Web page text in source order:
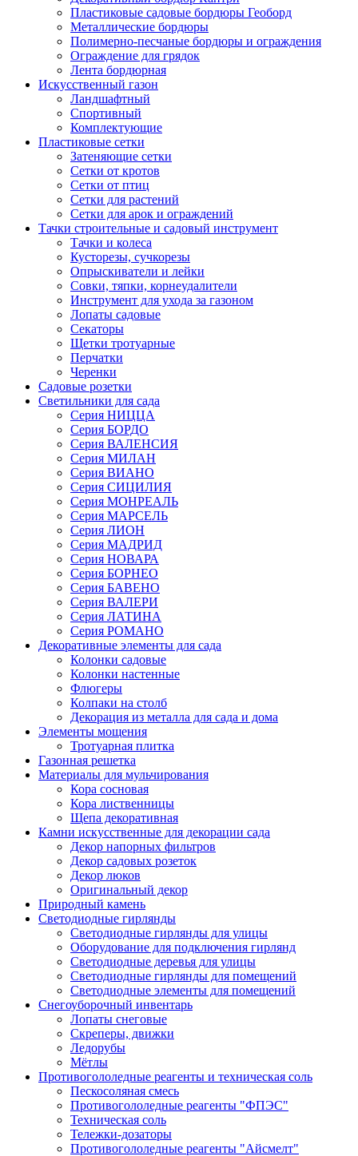
Пластиковые садовые бордюры Геоборд
Металлические бордюры
Полимерно-песчаные бордюры и ограждения
Ограждение для грядок
Лента бордюрная
Искусственный газон
Ландшафтный
Спортивный
Комплектующие
Пластиковые сетки
Затеняющие сетки
Сетки от кротов
Сетки от птиц
Сетки для растений
Сетки для арок и ограждений
Тачки строительные и садовый инструмент
Тачки и колеса
Кусторезы, сучкорезы
Опрыскиватели и лейки
Совки, тяпки, корнеудалители
Инструмент для ухода за газоном
Лопаты садовые
Секаторы
Щетки тротуарные
Перчатки
Черенки
Садовые розетки
Светильники для сада
Серия НИЦЦА
Серия БОРДО
Серия ВАЛЕНСИЯ
Серия МИЛАН
Серия ВИАНО
Серия СИЦИЛИЯ
Серия МОНРЕАЛЬ
Серия МАРСЕЛЬ
Серия ЛИОН
Серия МАДРИД
Серия НОВАРА
Серия БОРНЕО
Серия БАВЕНО
Серия ВАЛЕРИ
Серия ЛАТИНА
Серия РОМАНО
Декоративные элементы для сада
Колонки садовые
Колонки настенные
Флюгеры
Колпаки на столб
Декорация из металла для сада и дома
Элементы мощения
Тротуарная плитка
Газонная решетка
Материалы для мульчирования
Кора сосновая
Кора лиственницы
Щепа декоративная
Камни искусственные для декорации сада
Декор напорных фильтров
Декор садовых розеток
Декор люков
Оригинальный декор
Природный камень
Светодиодные гирлянды
Светодиодные гирлянды для улицы
Оборудование для подключения гирлянд
Светодиодные деревья для улицы
Светодиодные гирлянды для помещений
Светодиодные элементы для помещений
Снегоуборочный инвентарь
Лопаты снеговые
Скреперы, движки
Ледорубы
Мётлы
Противогололедные реагенты и техническая соль
Пескосоляная смесь
Противогололедные реагенты "ФПЭС"
Техническая соль
Тележки-дозаторы
Противогололедные реагенты "Айсмелт"